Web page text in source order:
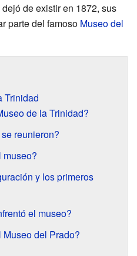
de existir en 1872, sus
parte del famoso Museo del
Trinidad
de la Trinidad?
reunieron?
museo?
y los primeros
el museo?
del Prado?